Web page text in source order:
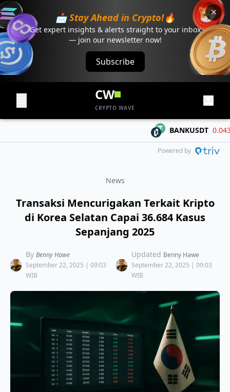
📩 Stay Ahead in Crypto!🔥
Get expert insights & alerts straight to your inbox
— join our newsletter now!
Subscribe
CW
CRYPTO WAVE
BANKUSDT 0.04334
Powered by
News
Transaksi Mencurigakan Terkait Kripto
di Korea Selatan Capai 36.684 Kasus
Sepanjang 2025
By Benny Hawe
September 22, 2025 | 09:03
WIB
Updated Benny Hawe
September 22, 2025 | 09:03
WIB